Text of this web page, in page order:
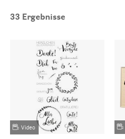
33 Ergebnisse
Video